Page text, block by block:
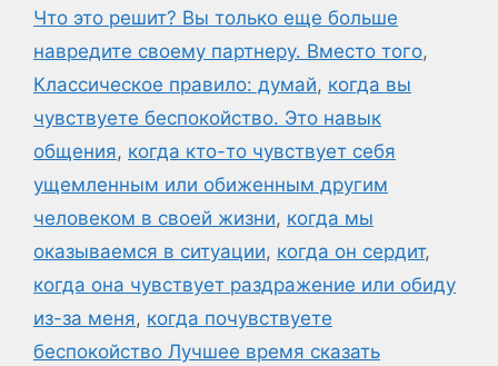
Что это решит? Вы только еще больше
навредите своему партнеру. Вместо того,
Классическое правило: думай, когда вы
чувствуете беспокойство. Это навык
общения, когда кто-то чувствует себя
ущемленным или обиженным другим
человеком в своей жизни, когда мы
оказываемся в ситуации, когда он сердит,
когда она чувствует раздражение или обиду
из-за меня, когда почувствуете
беспокойство Лучшее время сказать